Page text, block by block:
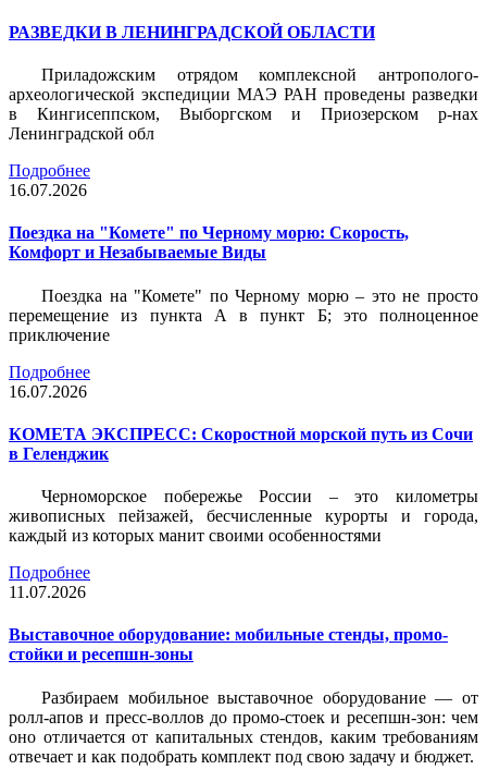
РАЗВЕДКИ В ЛЕНИНГРАДСКОЙ ОБЛАСТИ
Приладожским отрядом комплексной антрополого-
археологической экспедиции МАЭ РАН проведены разведки
в Кингисеппском, Выборгском и Приозерском р-нах
Ленинградской обл
Подробнее
16.07.2026
Поездка на "Комете" по Черному морю: Скорость,
Комфорт и Незабываемые Виды
Поездка на "Комете" по Черному морю – это не просто
перемещение из пункта А в пункт Б; это полноценное
приключение
Подробнее
16.07.2026
КОМЕТА ЭКСПРЕСС: Скоростной морской путь из Сочи
в Геленджик
Черноморское побережье России – это километры
живописных пейзажей, бесчисленные курорты и города,
каждый из которых манит своими особенностями
Подробнее
11.07.2026
Выставочное оборудование: мобильные стенды, промо-
стойки и ресепшн-зоны
Разбираем мобильное выставочное оборудование — от
ролл-апов и пресс-воллов до промо-стоек и ресепшн-зон: чем
оно отличается от капитальных стендов, каким требованиям
отвечает и как подобрать комплект под свою задачу и бюджет.